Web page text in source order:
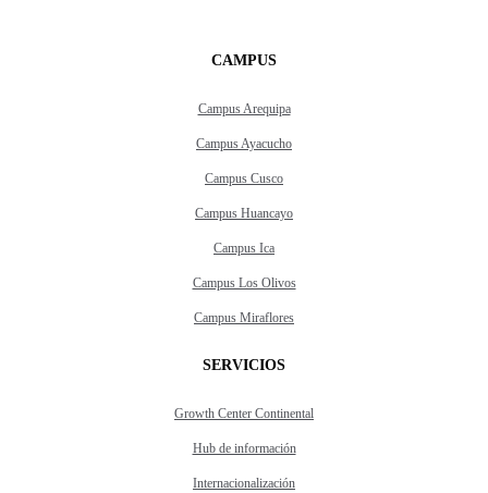
CAMPUS
Campus Arequipa
Campus Ayacucho
Campus Cusco
Campus Huancayo
Campus Ica
Campus Los Olivos
Campus Miraflores
SERVICIOS
Growth Center Continental
Hub de información
Internacionalización